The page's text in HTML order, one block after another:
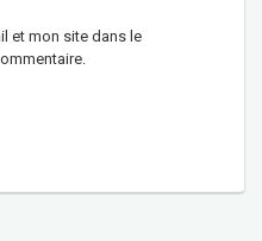
et mon site dans le